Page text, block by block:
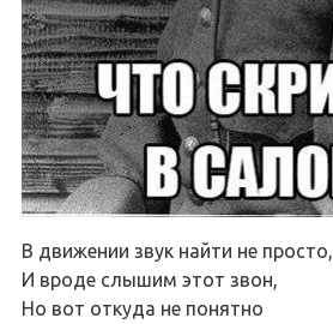
В движении звук найти не просто,
И вроде слышим этот звон,
Но вот откуда не понятно